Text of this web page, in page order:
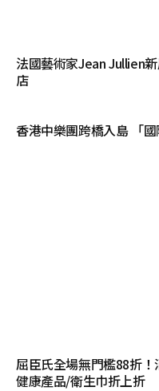
法國藝術家Jean Jullien
店
香港中樂團跨橋入島 「
屈臣氏全場無門檻88折
健康產品/衛生巾折上折